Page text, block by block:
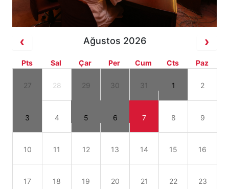
Ağustos 2026
Pts Sal Çar Per Cum Cts Paz
27 28 29 30 31 1 2
3 4 5 6 7 8 9
10 11 12 13 14 15 16
17 18 19 20 21 22 23